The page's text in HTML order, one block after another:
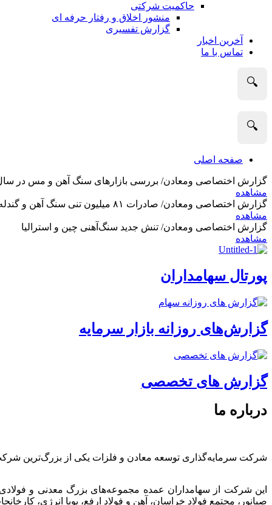
حاکمیت شرکتی
منشور اخلاق و رفتار حرفه­ ای
گزارش تفسیری
آخرین اخبار
تماس با ما
🔍
🔍
صفحه اصلی
گزارش اختصاصی ومعادن/ بررسی بازارهای سنگ آهن و مس در سال 2025 و نگاه تحلیلگران به
مشاهده
گزارش اختصاصی ومعادن/ صادرات ۸۱ میلیون تنی سنگ آهن و گندله استرالیا در ماه گذشته
مشاهده
گزارش اختصاصی ومعادن/ تنش جدید سنگ‌آهنی چین و استرالیا
مشاهده
پورتال سهامداران
گزارش‌های روزانه بازار سرمایه
گزارش های تخصصی
درباره ما
شرکت سرمایه‌گذاری توسعه معادن و فلزات یکی از بزرگ‌ترین
این شرکت از سهامداران عمده مجموعه‌های بزرگ معدنی و
صبانور، مجتمع فولاد خراسان، آهن و فولاد ارفع، پویا انرژی،